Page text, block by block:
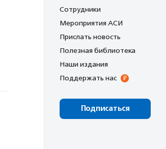
Сотрудники
Мероприятия АСИ
Прислать новость
Полезная библиотека
Наши издания
Поддержать нас
Подписаться